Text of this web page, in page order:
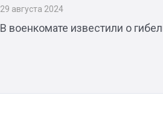
29 августа 2024
В военкомате известили о